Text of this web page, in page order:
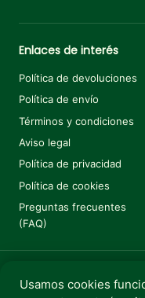
Enlaces de interés
Política de devoluciones
Política de envío
Términos y condiciones
Aviso legal
Política de privacidad
Política de cookies
Preguntas frecuentes
(FAQ)
Usamos cookies